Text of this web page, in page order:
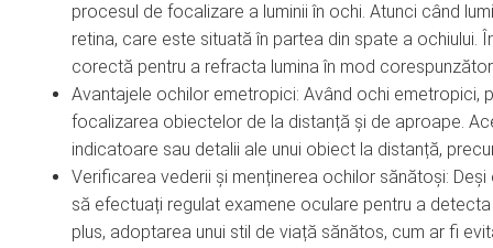
procesul de focalizare a luminii în ochi. Atunci când
retina, care este situată în partea din spate a
corectă pentru a refracta lumina în mod
Avantajele ochilor emetropici: Având ochi emetropici,
focalizarea obiectelor de la distanță și de aproape.
indicatoare sau detalii ale unui obiect la distanță,
Verificarea vederii și menținerea ochilor sănătoși:
să efectuați regulat examene oculare pentru a
plus, adoptarea unui stil de viață sănătos, cum ar fi